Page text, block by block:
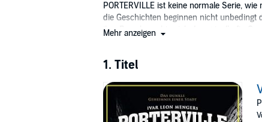
PORTERVILLE ist keine normale Serie,
die Geschichten beginnen nicht unbedingt
ihre Bewohner, bis sich das rätselhafte
©2013 Universal Music Family
Mehr anzeigen
1. Titel